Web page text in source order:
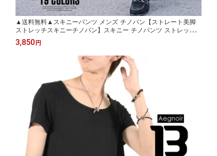
▲送料無料▲スキニーパンツ メンズ チノパン【ストレート美脚
ストレッチスキニーチノパン】スキニー チノパンツ ストレッチ
スリム 脚長 ストレッチパンツ カラーパンツ 細身 BITTER ビター
系 お兄系 白 ホワイト キレイめ メンズボトムス 美脚 ファッショ
3,850 円